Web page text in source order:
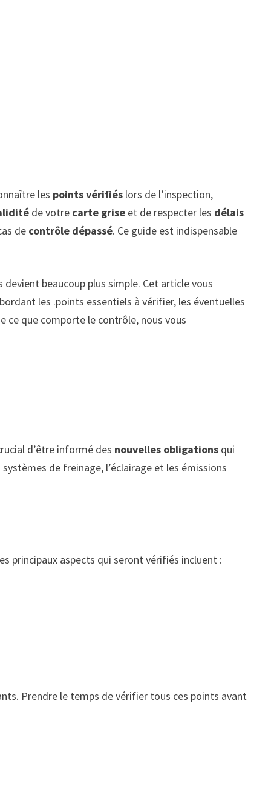
les points vérifiés lors de l’inspection,
de votre carte grise et de respecter les délais
de contrôle dépassé. Ce guide est indispensable
beaucoup plus simple. Cet article vous
les .points essentiels à vérifier, les éventuelles
ce que comporte le contrôle, nous vous
d’être informé des nouvelles obligations qui
de freinage, l’éclairage et les émissions
principaux aspects qui seront vérifiés incluent :
Prendre le temps de vérifier tous ces points avant